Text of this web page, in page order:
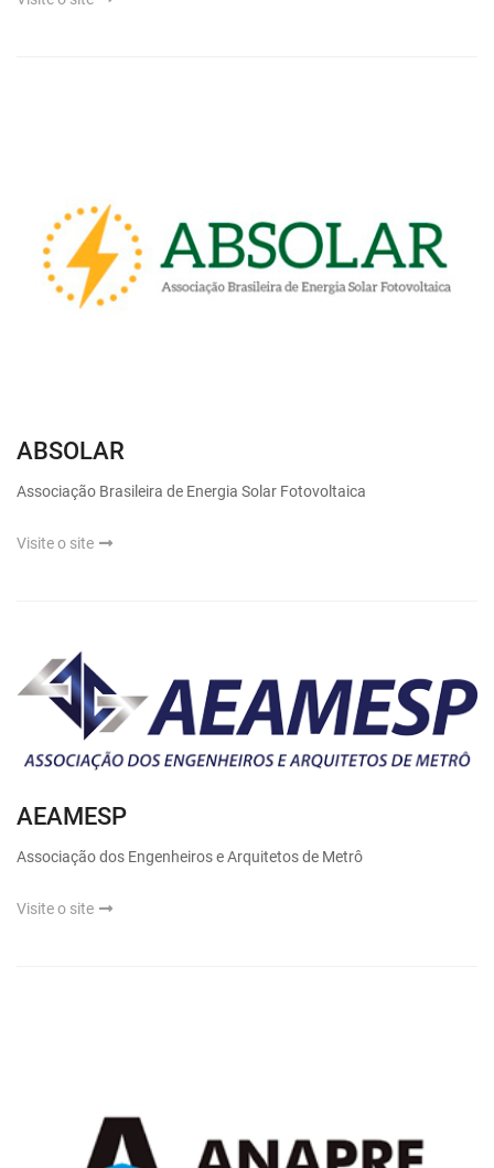
ABSOLAR
Associação Brasileira de Energia Solar Fotovoltaica
Visite o site
AEAMESP
Associação dos Engenheiros e Arquitetos de Metrô
Visite o site